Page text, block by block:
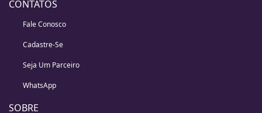
CONTATOS
Fale Conosco
Cadastre-Se
Seja Um Parceiro
WhatsApp
SOBRE